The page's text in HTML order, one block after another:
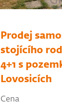
Prodej
stojícího
4+1 s
Lovosicích
Cena